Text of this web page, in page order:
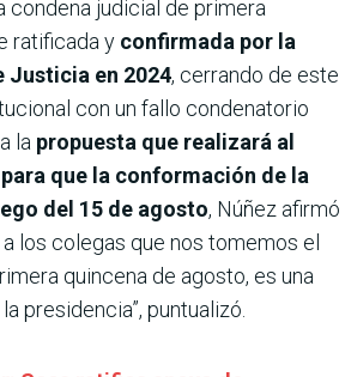
condena judicial de primera
ratificada y confirmada por la
Justicia en 2024, cerrando de este
con un fallo condenatorio
la propuesta que realizará al
que la conformación de la
del 15 de agosto, Núñez afirmó
a los colegas que nos tomemos el
quincena de agosto, es una
presidencia”, puntualizó.